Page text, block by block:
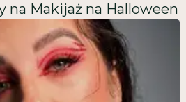
na Makijaż na Halloween